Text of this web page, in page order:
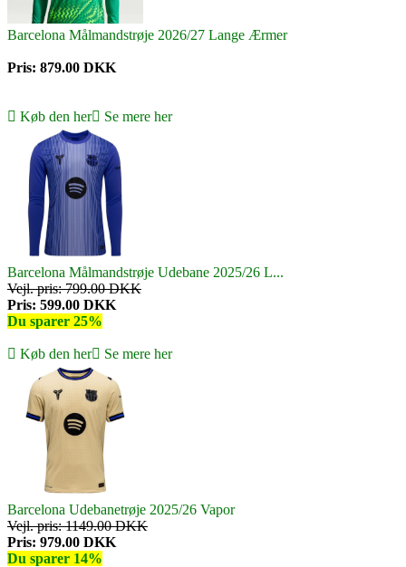
Barcelona Målmandstrøje 2026/27 Lange Ærmer
Pris: 879.00 DKK
Køb den her Se mere her
Barcelona Målmandstrøje Udebane 2025/26 L...
Vejl. pris: 799.00 DKK
Pris: 599.00 DKK
Du sparer 25%
Køb den her Se mere her
Barcelona Udebanetrøje 2025/26 Vapor
Vejl. pris: 1149.00 DKK
Pris: 979.00 DKK
Du sparer 14%